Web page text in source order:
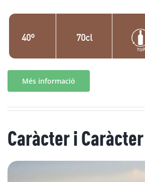
40º 70cl
Més informació
Caràcter i